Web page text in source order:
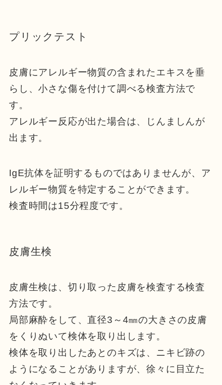
プリックテスト
皮膚にアレルギー物質の含まれたエキスを垂
らし、小さな傷を付けて調べる検査方法で
す。
アレルギー反応が出た場合は、じんましんが
出ます。
IgE抗体を証明するものではありませんが、ア
レルギー物質を特定することができます。
検査時間は15分程度です。
皮膚生検
皮膚生検は、切り取った皮膚を検査する検査
方法です。
局部麻酔をして、直径3～4㎜の大きさの皮膚
をくりぬいて検体を取り出します。
検体を取り出したあとのキズは、ニキビ跡の
ようになることがありますが、徐々に目立た